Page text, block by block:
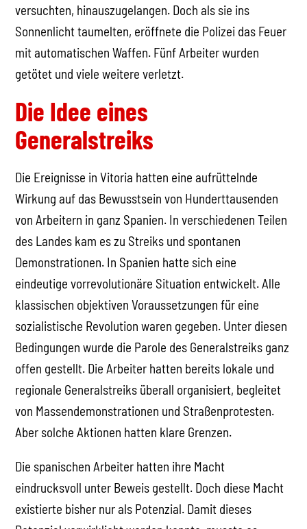
versuchten, hinauszugelangen. Doch als sie ins
Sonnenlicht taumelten, eröffnete die Polizei das Feuer
mit automatischen Waffen. Fünf Arbeiter wurden
getötet und viele weitere verletzt.
Die Idee eines
Generalstreiks
Die Ereignisse in Vitoria hatten eine aufrüttelnde
Wirkung auf das Bewusstsein von Hunderttausenden
von Arbeitern in ganz Spanien. In verschiedenen Teilen
des Landes kam es zu Streiks und spontanen
Demonstrationen. In Spanien hatte sich eine
eindeutige vorrevolutionäre Situation entwickelt. Alle
klassischen objektiven Voraussetzungen für eine
sozialistische Revolution waren gegeben. Unter diesen
Bedingungen wurde die Parole des Generalstreiks ganz
offen gestellt. Die Arbeiter hatten bereits lokale und
regionale Generalstreiks überall organisiert, begleitet
von Massendemonstrationen und Straßenprotesten.
Aber solche Aktionen hatten klare Grenzen.
Die spanischen Arbeiter hatten ihre Macht
eindrucksvoll unter Beweis gestellt. Doch diese Macht
existierte bisher nur als Potenzial. Damit dieses